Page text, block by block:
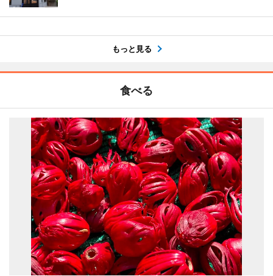
もっと見る
食べる